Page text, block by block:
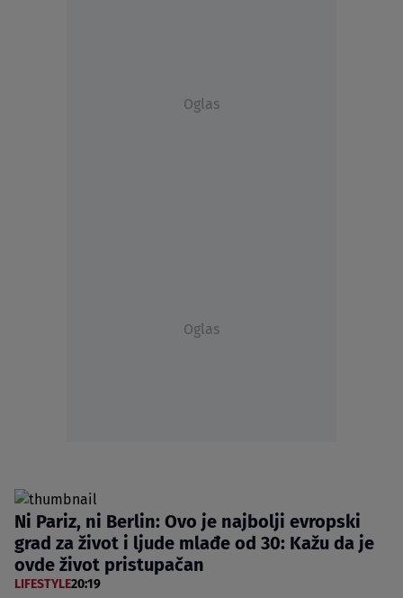
Oglas
Oglas
Ni Pariz, ni Berlin: Ovo je najbolji evropski
grad za život i ljude mlađe od 30: Kažu da je
ovde život pristupačan
LIFESTYLE20:19